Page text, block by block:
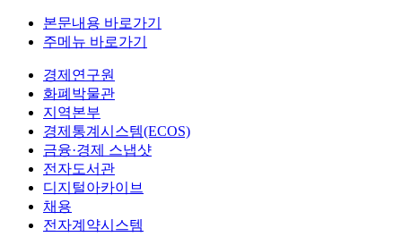
본문내용 바로가기
주메뉴 바로가기
경제연구원
화폐박물관
지역본부
경제통계시스템(ECOS)
금융·경제 스냅샷
전자도서관
디지털아카이브
채용
전자계약시스템